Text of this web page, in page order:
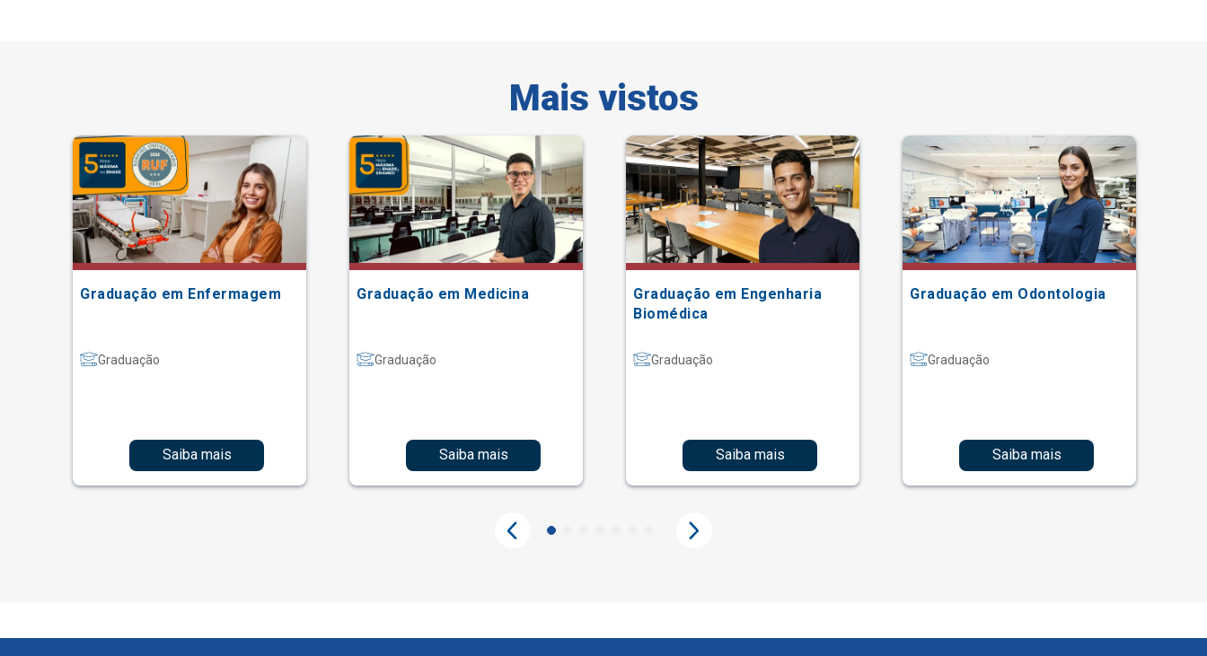
Mais vistos
Graduação em Enfermagem
Graduação
Saiba mais
Graduação em Medicina
Graduação
Saiba mais
Graduação em Engenharia
Biomédica
Graduação
Saiba mais
Graduação em Odontologia
Graduação
Saiba mais